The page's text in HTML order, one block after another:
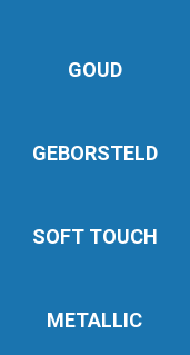
GOUD
GEBORSTELD
SOFT TOUCH
METALLIC